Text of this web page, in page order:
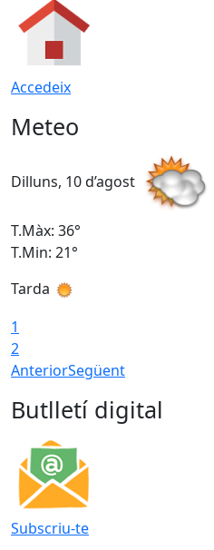
Accedeix
Meteo
Dilluns, 10 d’agost
T.Màx: 36°
T.Min: 21°
Tarda
1
2
AnteriorSegüent
Butlletí digital
Subscriu-te